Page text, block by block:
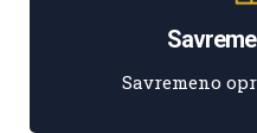
Savremeno